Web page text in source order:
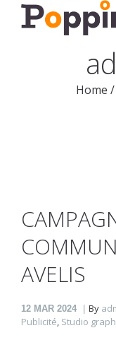
Home /
AVELIS
12 MAR 2024 By
Publicité, Studio